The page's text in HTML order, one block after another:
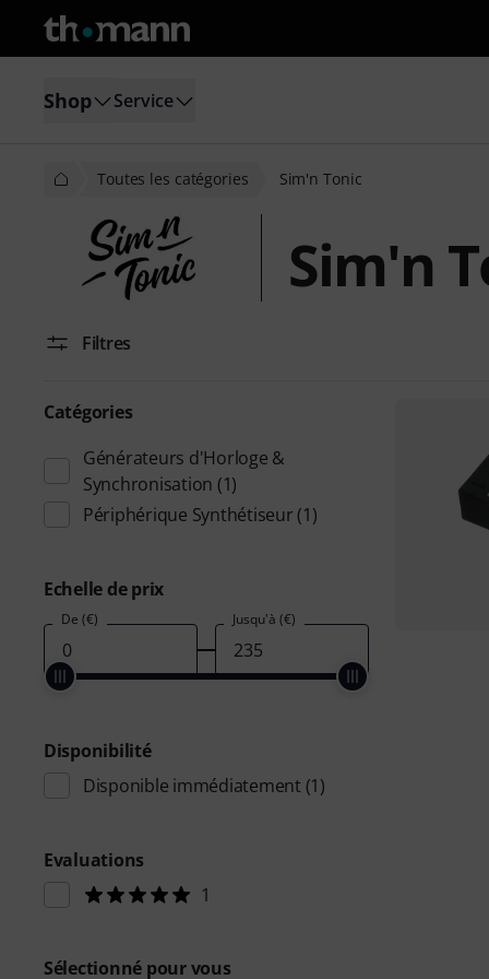
Shop Service
Toutes les catégories Sim'n Tonic
Sim'n
Filtres
Catégories
Générateurs d'Horloge &
Synchronisation (1)
Périphérique Synthétiseur (1)
Echelle de prix
De (€) Jusqu'à (€)
Disponibilité
Disponible immédiatement (1)
Evaluations
1
Sélectionné pour vous